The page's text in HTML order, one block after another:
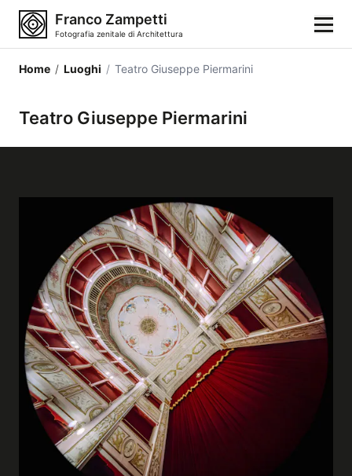
Franco Zampetti
Fotografia zenitale di Architettura
Luoghi
Città
Stili architettonici
Elementi architettonici
Architetti e autori
Gallerie a tema
Sequenze
Home / Luoghi / Teatro Giuseppe Piermarini
Teatro Giuseppe Piermarini